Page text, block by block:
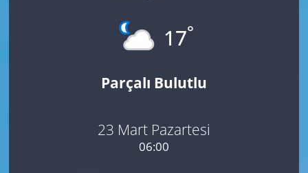
17°
Parçalı Bulutlu
23 Mart Pazartesi
06:00
HABERDE İNSAN
KÜLTÜR SANAT